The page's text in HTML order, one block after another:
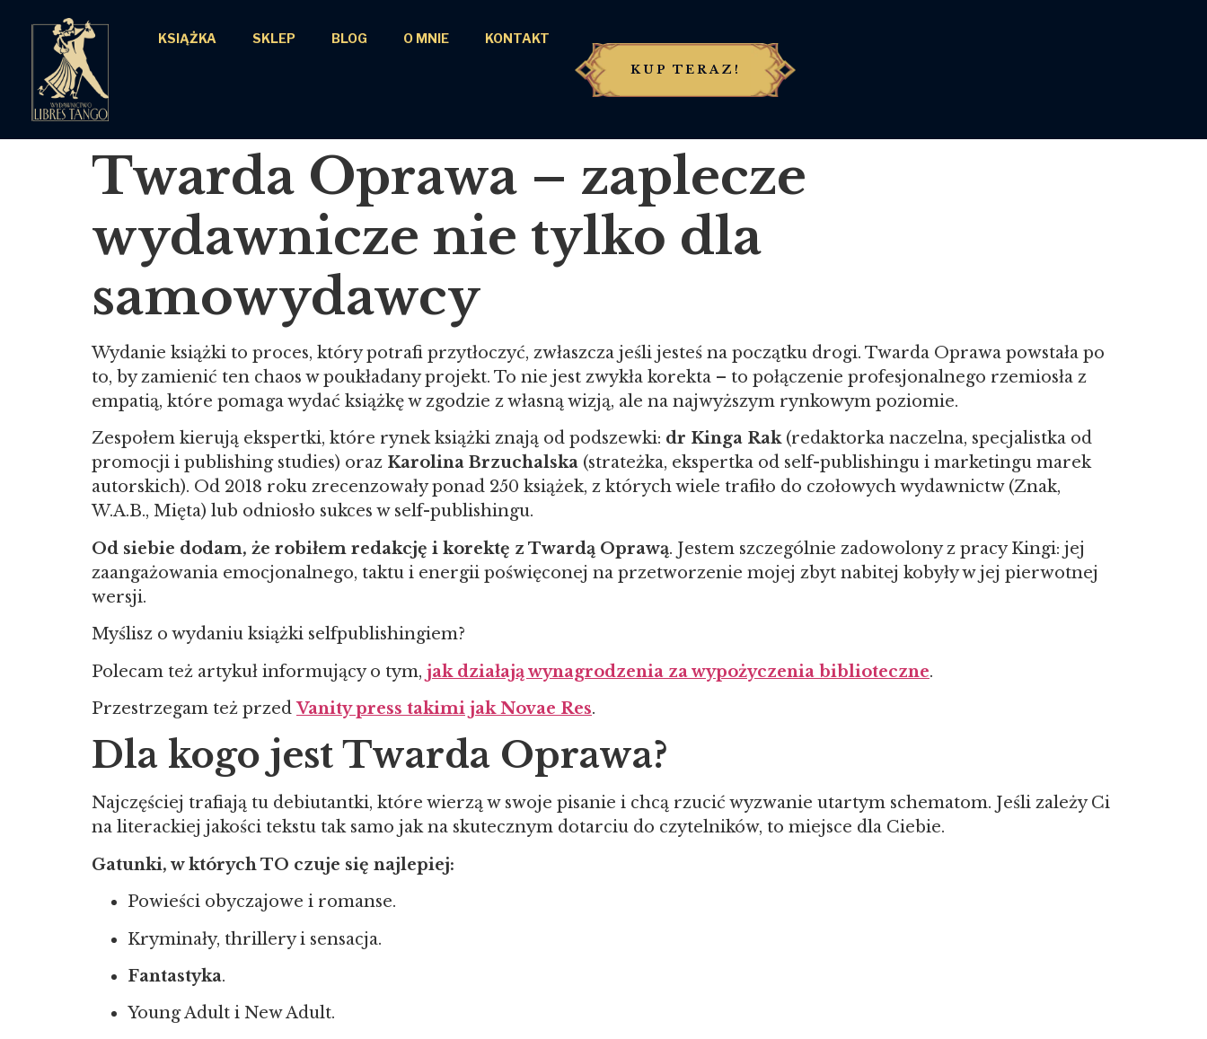
KSIĄŻKA SKLEP BLOG O MNIE KONTAKT
KUP TERAZ!
Twarda Oprawa – zaplecze
wydawnicze nie tylko dla
samowydawcy
Wydanie książki to proces, który potrafi przytłoczyć, zwłaszcza jeśli jesteś na początku drogi. Twarda Oprawa powstała po
to, by zamienić ten chaos w poukładany projekt. To nie jest zwykła korekta – to połączenie profesjonalnego rzemiosła z
empatią, które pomaga wydać książkę w zgodzie z własną wizją, ale na najwyższym rynkowym poziomie.
Zespołem kierują ekspertki, które rynek książki znają od podszewki: dr Kinga Rak(redaktorka naczelna, specjalistka od
promocji i publishing studies) oraz Karolina Brzuchalska (strateżka, ekspertka od self-publishingu i marketingu marek
autorskich). Od 2018 roku zrecenzowały ponad 250 książek, z których wiele trafiło do czołowych wydawnictw (Znak,
W.A.B., Mięta) lub odniosło sukces w self-publishingu.
Od siebie dodam, że robiłem redakcję i korektę z Twardą Oprawą. Jestem szczególnie zadowolony z pracy Kingi: jej
zaangażowania emocjonalnego, taktu i energii poświęconej na przetworzenie mojej zbyt nabitej kobyły w jej pierwotnej
wersji.
Myślisz o wydaniu książki selfpublishingiem?
Polecam też artykuł informujący o tym, jak działają wynagrodzenia za wypożyczenia biblioteczne.
Przestrzegam też przedVanity press takimi jak Novae Res.
Dla kogo jest Twarda Oprawa?
Najczęściej trafiają tu debiutantki, które wierzą w swoje pisanie i chcą rzucić wyzwanie utartym schematom. Jeśli zależy Ci
na literackiej jakości tekstu tak samo jak na skutecznym dotarciu do czytelników, to miejsce dla Ciebie.
Gatunki, w których TO czuje się najlepiej:
Powieści obyczajowe i romanse.
Kryminały, thrillery i sensacja.
Fantastyka.
Young Adult i New Adult.